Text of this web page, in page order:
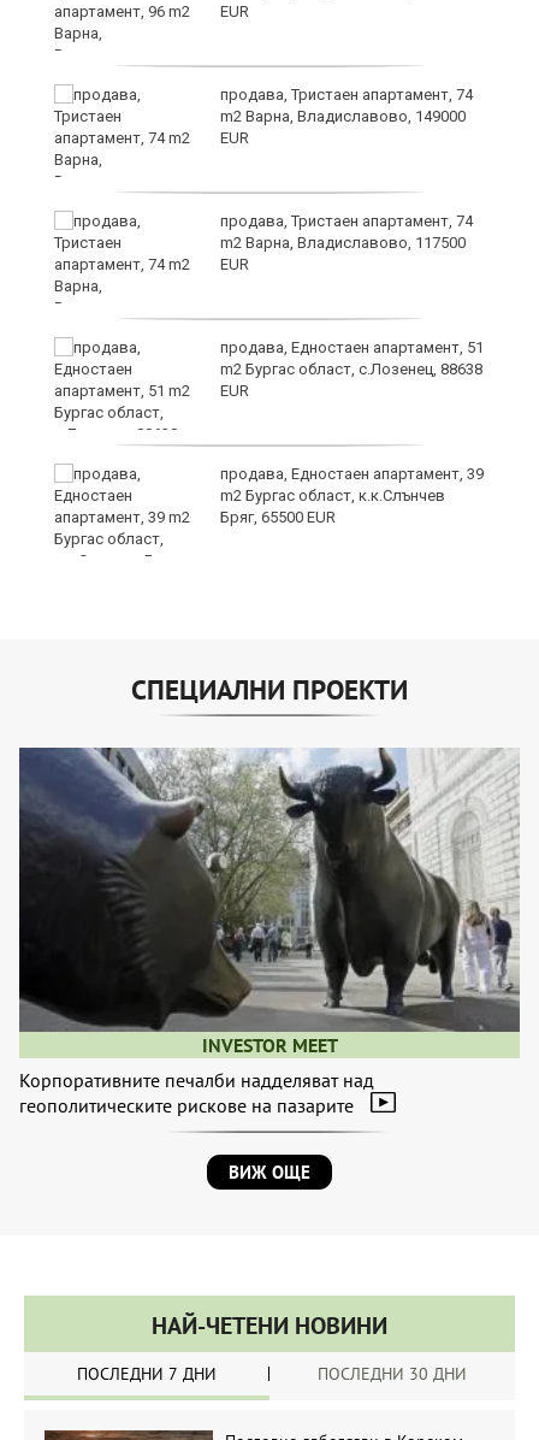
EUR
продава, Тристаен апартамент, 74
m2 Варна, Владиславово, 149000
EUR
продава, Тристаен апартамент, 74
m2 Варна, Владиславово, 117500
EUR
продава, Едностаен апартамент, 51
m2 Бургас област, с.Лозенец, 88638
EUR
продава, Едностаен апартамент, 39
m2 Бургас област, к.к.Слънчев
Бряг, 65500 EUR
СПЕЦИАЛНИ ПРОЕКТИ
INVESTOR MEET
Корпоративните печалби надделяват над
геополитическите рискове на пазарите
ВИЖ ОЩЕ
НАЙ-ЧЕТЕНИ НОВИНИ
ПОСЛЕДНИ 7 ДНИ ПОСЛЕДНИ 30 ДНИ